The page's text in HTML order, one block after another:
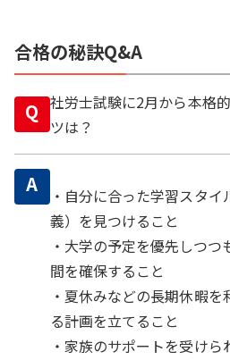
合格の秘訣Q&A
Q 社労士試験に2月から本格
ツは？
A
・自分に合った学習スタ
義）を見つけること
・大学の予定を優先しつ
間を確保すること
・夏休みなどの長期休暇
る計画を立てること
・家族のサポートを受け